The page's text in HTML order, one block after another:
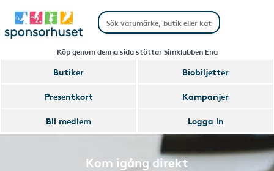
Köp genom denna sida stöttar Simklubben Ena
Butiker
Biobiljetter
Presentkort
Kampanjer
Bli medlem
Logga in
Kom igång direkt